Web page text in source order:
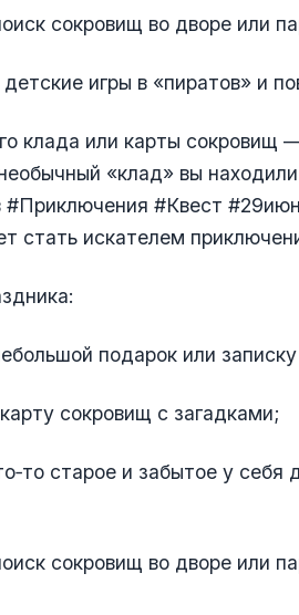
сокровищ во дворе или
игры в «пиратов» и
клада или карты
«клад» вы
#Квест
стать искателем
подарок или
сокровищ с загадками;
старое и забытое у
сокровищ во дворе или